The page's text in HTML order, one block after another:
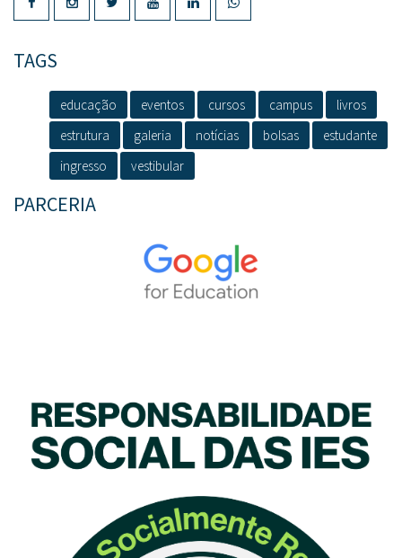
TAGS
educação eventos cursos campus
livros
estrutura
galeria notícias bolsas
estudante
ingresso
vestibular
PARCERIA